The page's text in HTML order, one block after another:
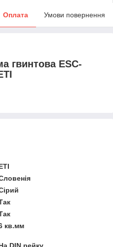
Оплата Умови повернення
гвинтова ESC-
кв.мм
DIN рейку